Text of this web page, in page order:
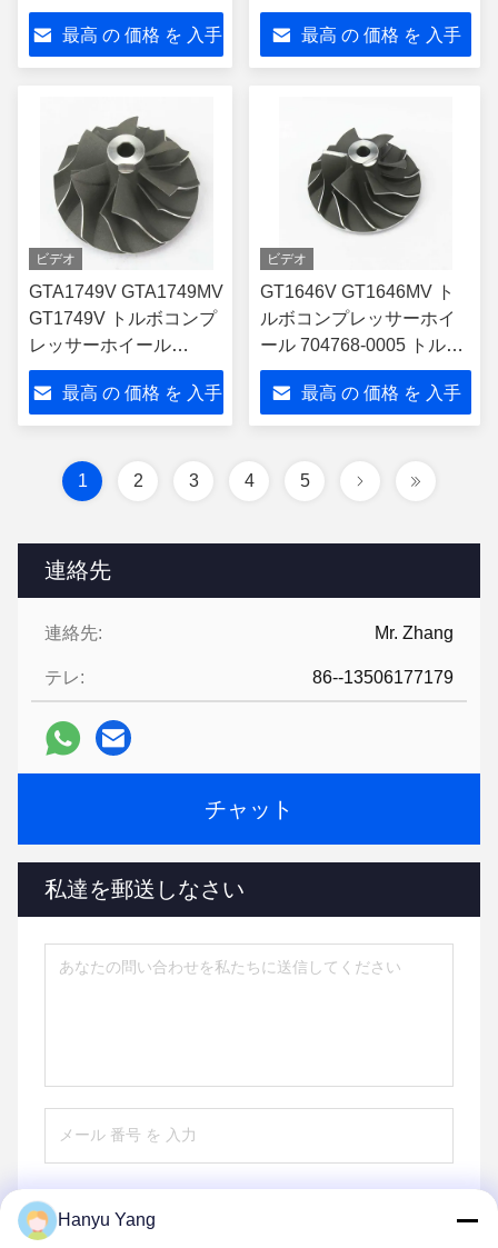
連絡先
連絡先: Mr. Zhang
テレ: 86--13506177179
チャット
私達を郵送しなさい
06J145713LX Audi (ハ
ッチバック) A3 2.0L
最高 の 価格 を 入手
04176561KZ 04272464KZ
BF4M1012 エンジン付き
デュッツ用
最高 の 価格 を 入手
ビデオ
GTA1749V GTA1749MV
GT1749V トルボコンプ
レッサーホイール
735492-0003 トルボチ
ャージャー 758226-
0010
最高 の 価格 を 入手
ビデオ
GT1646V GT1646MV ト
ルボコンプレッサーホイ
ール 704768-0005 トルボ
チャージャー 751851-
0001 最高 の 価格 を 入手
1 2 3 4 5
Hanyu Yang